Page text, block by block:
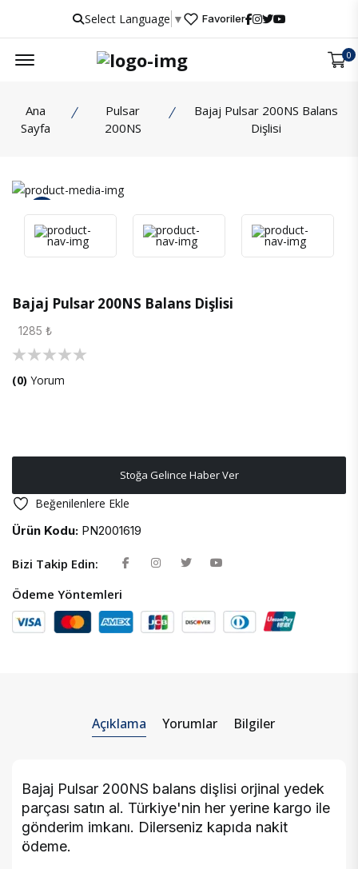
Select Language ▼ Favoriler
0
Ana
Sayfa
Pulsar
200NS
Bajaj Pulsar 200NS Balans
Dişlisi
İncele
Bajaj Pulsar 200NS Balans Dişlisi
1285 ₺
(0) Yorum
Stoğa Gelince Haber Ver
Beğenilenlere Ekle
Ürün Kodu: PN2001619
Bizi Takip Edin:
Ödeme Yöntemleri
Açıklama Yorumlar Bilgiler
Bajaj Pulsar 200NS balans dişlisi orjinal yedek
parçası satın al. Türkiye'nin her yerine kargo ile
gönderim imkanı. Dilerseniz kapıda nakit
ödeme.